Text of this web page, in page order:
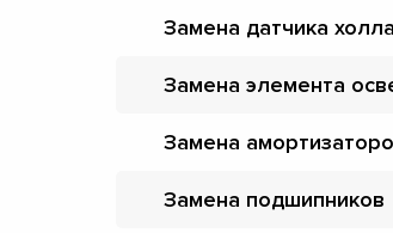
Замена датчика холла
Замена элемента
Замена
Замена подшипников